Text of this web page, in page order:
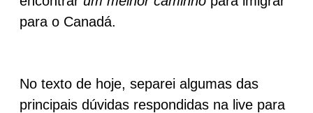
para o Canadá.
No texto de hoje, separei algumas das
principais dúvidas respondidas na live para